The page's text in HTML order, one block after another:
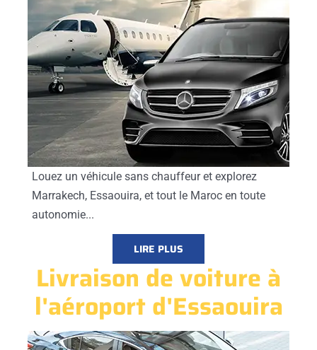
Louez un véhicule sans chauffeur et explorez
Marrakech, Essaouira, et tout le Maroc en toute
autonomie...
LIRE PLUS
Livraison de voiture à
l'aéroport d'Essaouira